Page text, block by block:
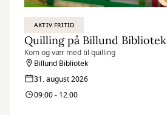
AKTIV FRITID
Quilling på Billund Bibliotek
Kom og vær med til quilling
Billund Bibliotek
31. august 2026
09:00 - 12:00